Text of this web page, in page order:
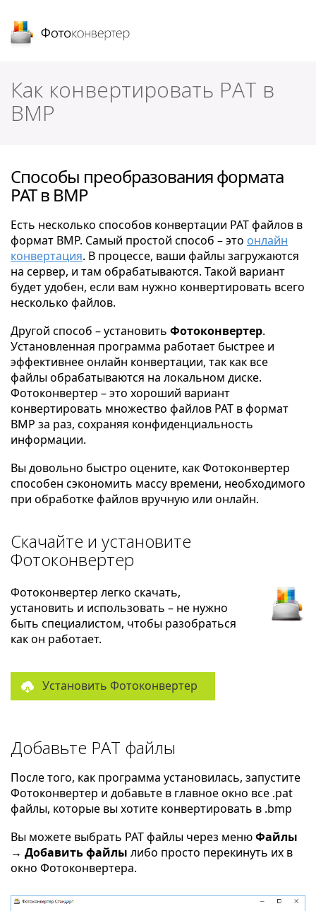
Как конвертировать PAT в
BMP
Способы преобразования формата
PAT в BMP
Есть несколько способов конвертации PAT файлов в
формат BMP. Самый простой способ – это онлайн
конвертация. В процессе, ваши файлы загружаются
на сервер, и там обрабатываются. Такой вариант
будет удобен, если вам нужно конвертировать всего
несколько файлов.
Другой способ – установить Фотоконвертер.
Установленная программа работает быстрее и
эффективнее онлайн конвертации, так как все
файлы обрабатываются на локальном диске.
Фотоконвертер – это хороший вариант
конвертировать множество файлов PAT в формат
BMP за раз, сохраняя конфиденциальность
информации.
Вы довольно быстро оцените, как Фотоконвертер
способен сэкономить массу времени, необходимого
при обработке файлов вручную или онлайн.
Скачайте и установите
Фотоконвертер
Фотоконвертер легко скачать,
установить и использовать – не нужно
быть специалистом, чтобы разобраться
как он работает.
Установить Фотоконвертер
Добавьте PAT файлы
После того, как программа установилась, запустите
Фотоконвертер и добавьте в главное окно все .pat
файлы, которые вы хотите конвертировать в .bmp
Вы можете выбрать PAT файлы через менюФайлы
→ Добавить файлы либо просто перекинуть их в
окно Фотоконвертера.